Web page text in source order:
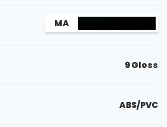
MA
9 Gloss
ABS/PVC